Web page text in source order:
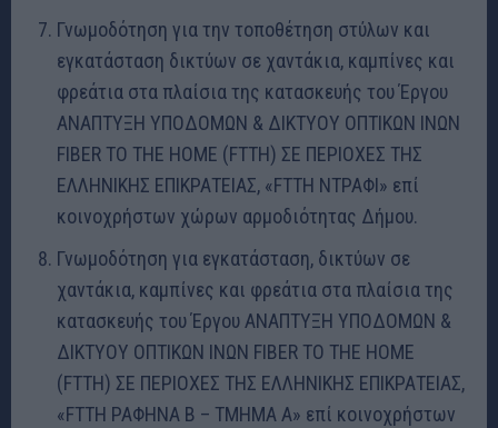
Γνωμοδότηση για την τοποθέτηση στύλων και
εγκατάσταση δικτύων σε χαντάκια, καμπίνες και
φρεάτια στα πλαίσια της κατασκευής του Έργου
ΑΝΑΠΤΥΞΗ ΥΠΟΔΟΜΩΝ & ΔΙΚΤΥΟΥ ΟΠΤΙΚΩΝ ΙΝΩΝ
FIBER TO THE HOME (FTTH) ΣΕ ΠΕΡΙΟΧΕΣ ΤΗΣ
ΕΛΛΗΝΙΚΗΣ ΕΠΙΚΡΑΤΕΙΑΣ, «FTTH ΝΤΡΑΦΙ» επί
κοινοχρήστων χώρων αρμοδιότητας Δήμου.
Γνωμοδότηση για εγκατάσταση, δικτύων σε
χαντάκια, καμπίνες και φρεάτια στα πλαίσια της
κατασκευής του Έργου ΑΝΑΠΤΥΞΗ ΥΠΟΔΟΜΩΝ &
ΔΙΚΤΥΟΥ ΟΠΤΙΚΩΝ ΙΝΩΝ FIBER TO THE HOME
(FTTH) ΣΕ ΠΕΡΙΟΧΕΣ ΤΗΣ ΕΛΛΗΝΙΚΗΣ ΕΠΙΚΡΑΤΕΙΑΣ,
«FTTH ΡΑΦΗΝΑ Β – ΤΜΗΜΑ Α» επί κοινοχρήστων